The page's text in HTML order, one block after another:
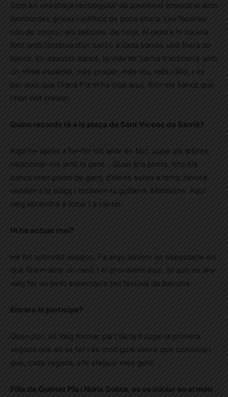
Som en una plaça rectangular de paviment empedrat amb
llambordes grises i edificis de poca altura. Les façanes
són de colors i els balcons, de forja. Al centre hi ha una
font amb l’estàtua d’un sant i, a cada banda, una filera de
bancs. En aquests bancs, la vida de Sarrià transcorre amb
un ritme especial, més proper, més viu, més càlid, i és
per això que Diana Pla m’ha citat aquí. Són els bancs que
l’han vist créixer.
Quins records té a la plaça de Sant Vicenç de Sarrià?
Aquí he après a fer-ho tot: anar en bici, pujar als arbres,
relacionar-me amb la gent… Quan era petita, tots els
bancs eren plens de gent, d’altres seien a terra; llavors
veníem a la plaça i tocàvem la guitarra. Moltíssim. Aquí
vaig aprendre a tocar i a cantar.
Hi ha actuat mai?
He fet sobretot assajos. Fa anys teníem un espectacle en
què fèiem anar un canó i el provàvem aquí. Sí que un any
vaig fer un petit espectacle pel festival de balcons.
Encara hi participa?
Quan puc, sí! Vaig formar part de la troupe la primera
vegada que es va fer i és molt guai veure que continua i
que, cada vegada, s’hi afegeix més gent.
Filla de Quimet Pla i Núria Solina, es va iniciar en el món